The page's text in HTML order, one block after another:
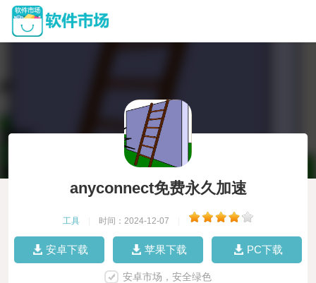
anyconnect免费永久加速
工具 时间：2024-12-07
安卓下载 苹果下载 PC下载
安卓市场，安全绿色